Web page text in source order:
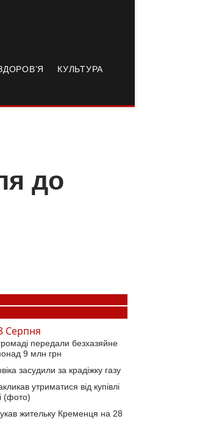
КУЛЬТУРА
до
Серпня
передали безхазяйне
9 млн грн
засудили за крадіжку газу
утриматися від купівлі
(фото)
жительку Кременця на 28